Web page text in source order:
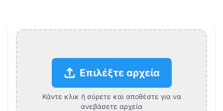
Επιλέξτε αρχεία
Κάντε κλικ ή σύρετε και αποθέστε για να
ανεβάσετε αρχεία